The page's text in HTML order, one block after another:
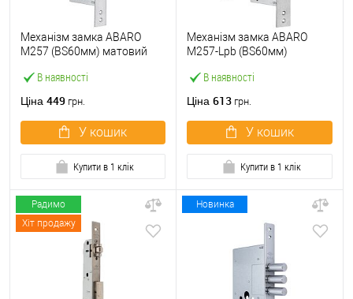
В наявності
Механізм замка ABARO
M257 (BS60мм) матовий
Ціна 449 грн.
У кошик
Купити в 1 клік
В наявності
Механізм замка ABARO
M257-Lpb (BS60мм)
тех.пакування.без
Ціна 613 грн.
У кошик
Купити в 1 клік
Радимо
Хіт продажу
Новинка